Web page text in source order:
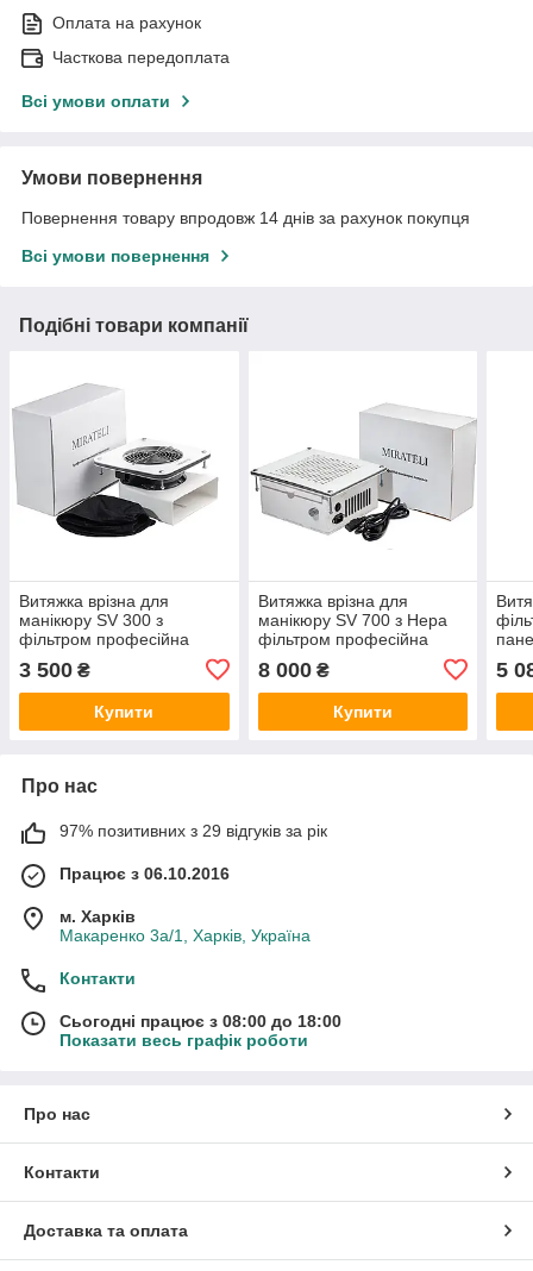
Оплата на рахунок
Часткова передоплата
Всі умови оплати
Умови повернення
Повернення товару впродовж 14 днів за рахунок покупця
Всі умови повернення
Подібні товари компанії
Витяжка врізна для
манікюру SV 300 з
фільтром професійна
3 500 ₴
Купити
Витяжка врізна для
манікюру SV 700 з Нера
фільтром професійна
8 000₴
Купити
5
Про нас
97% позитивних з 29 відгуків за рік
Працює з 06.10.2016
м. Харків
Макаренко 3а/1, Харків, Україна
Контакти
Сьогодні працює з 08:00 до 18:00
Показати весь графік роботи
Про нас
Контакти
Доставка та оплата